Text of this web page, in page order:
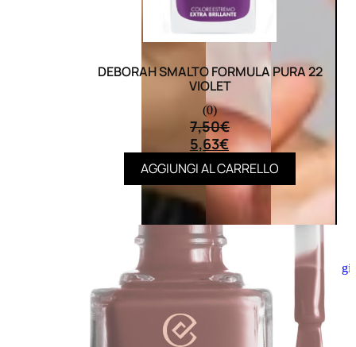
Aggiungi
carrello
DEBORAH SMALTO FORMULA PURA 22
VIOLET
(0)
7,50€
5,63€
AGGIUNGI AL CARRELLO